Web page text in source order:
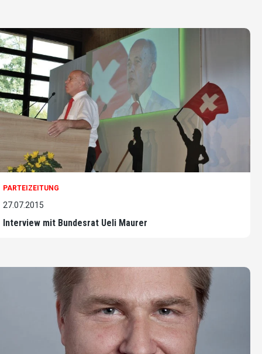
PARTEIZEITUNG
27.07.2015
Interview mit Bundesrat Ueli Maurer